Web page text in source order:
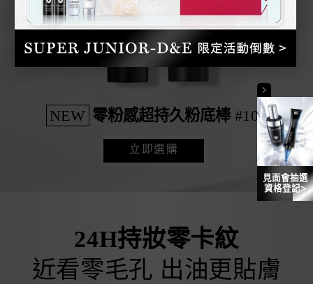
NEW 零粉感超持久粉底棒 #100
立即選購
24H持妝零卡紋
近看零毛孔 出油更貼膚
見面會抽選
資格登記>